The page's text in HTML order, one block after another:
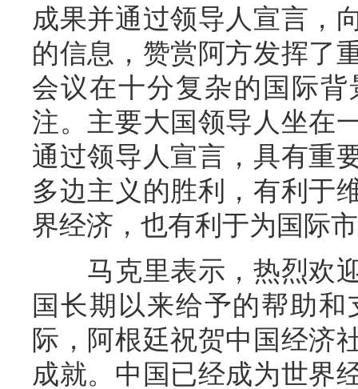
成果并通过领导人宣言，
的信息，赞赏阿方发挥了
会议在十分复杂的国际
注。主要大国领导人坐在
通过领导人宣言，具有重
多边主义的胜利，有利于
界经济，也有利于为国际
马克里表示，热烈欢迎
国长期以来给予的帮助
际，阿根廷祝贺中国经济
成就。中国已经成为世界